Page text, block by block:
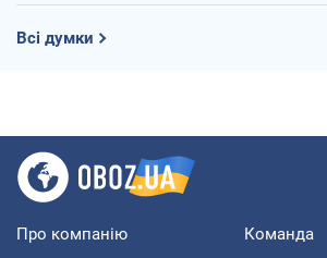
Всі думки
Про компанію Команда